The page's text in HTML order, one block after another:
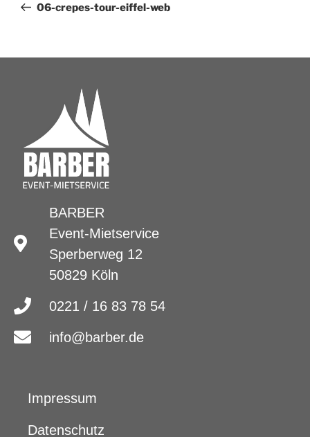
06-crepes-tour-eiffel-web
BARBER
Event-Mietservice
Sperberweg 12
50829 Köln
0221 / 16 83 78 54
info@barber.de
Impressum
Datenschutz